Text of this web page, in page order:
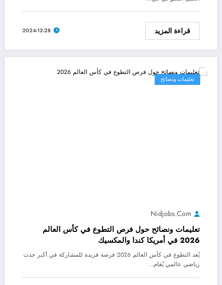
قراءة المزيد 2024-12-28
تعليمات ونصائح
Nidjobs.com
تعليمات ونصائح حول فرص التطوع في كأس العالم
2026 في أمريكا كندا والمكسيك
يُعد التطوع في كأس العالم 2026 فرصة فريدة للمشاركة في أكبر حدث
رياضي عالمي يُقام…